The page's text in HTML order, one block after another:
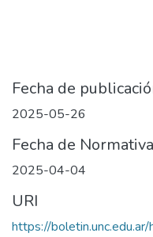
Fecha de
2025-05-26
Fecha de Normativa
2025-04-04
URI
https://